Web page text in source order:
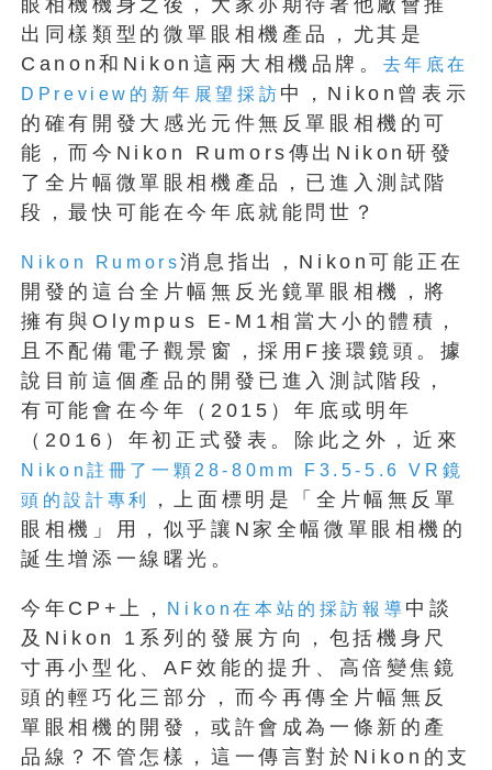
眼相機機身之後，大家亦期待著他廠會推
出同樣類型的微單眼相機產品，尤其是
Canon和Nikon這兩大相機品牌。
去年底在
DPreview的新年展望採訪 中，Nikon曾表示
的確有開發大感光元件無反單眼相機的可
能，而今Nikon Rumors傳出Nikon研發
了全片幅微單眼相機產品，已進入測試階
段，最快可能在今年底就能問世？
Nikon Rumors消息指出，Nikon可能正在
開發的這台全片幅無反光鏡單眼相機，將
擁有與Olympus E-M1相當大小的體積，
且不配備電子觀景窗，採用F接環鏡頭。據
說目前這個產品的開發已進入測試階段，
有可能會在今年（2015）年底或明年
（2016）年初正式發表。除此之外，近來
Nikon註冊了一顆28-80mm F3.5-5.6 VR鏡
頭的設計專利
，上面標明是「全片幅無反單
眼相機」用，似乎讓N家全幅微單眼相機的
誕生增添一線曙光。
今年CP+上， Nikon在本站的採訪報導 中談
及Nikon 1系列的發展方向，包括機身尺
寸再小型化、AF效能的提升、高倍變焦鏡
頭的輕巧化三部分，而今再傳全片幅無反
單眼相機的開發，或許會成為一條新的產
品線？不管怎樣，這一傳言對於Nikon的支